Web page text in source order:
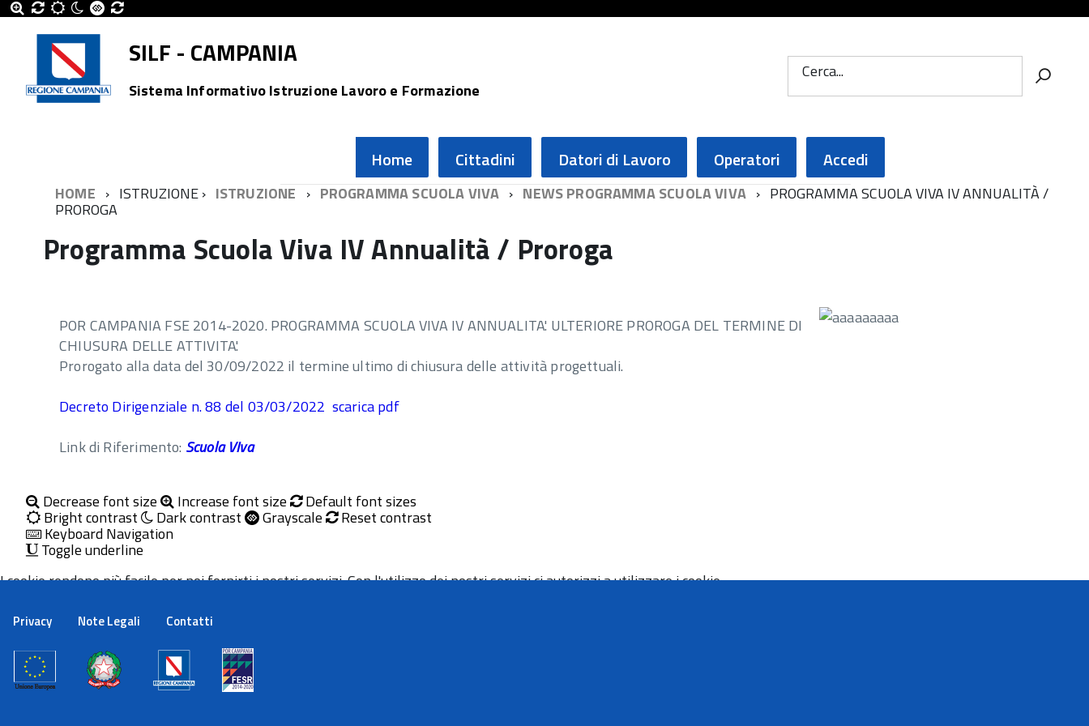
SILF - CAMPANIA
Sistema Informativo Istruzione Lavoro e Formazione
Cerca...
Home Cittadini Datori di Lavoro Operatori Accedi
HOME ISTRUZIONE ISTRUZIONE PROGRAMMA SCUOLA VIVA NEWS PROGRAMMA SCUOLA VIVA PROGRAMMA SCUOLA VIVA IV ANNUALITÀ /
PROROGA
Programma Scuola Viva IV Annualità / Proroga
POR CAMPANIA FSE 2014-2020. PROGRAMMA SCUOLA VIVA IV ANNUALITA'. ULTERIORE PROROGA DEL TERMINE DI
CHIUSURA DELLE ATTIVITA'.
Prorogato alla data del 30/09/2022 il termine ultimo di chiusura delle attività progettuali.
Decreto Dirigenziale n. 88 del 03/03/2022 scarica pdf
Link di Riferimento: Scuola VIva
Decrease font size Increase font size Default font sizes
Bright contrast Dark contrast Grayscale Reset contrast
Keyboard Navigation
Toggle underline
Privacy Note Legali Contatti
I cookie rendono più facile per noi fornirti i nostri servizi. Con l'utilizzo dei nostri servizi ci autorizzi a utilizzare i cookie.